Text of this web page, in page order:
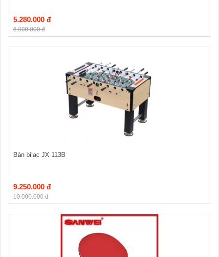
5.280.000 đ
6.000.000 đ
Bàn bilac JX 113B
9.250.000 đ
10.000.000 đ